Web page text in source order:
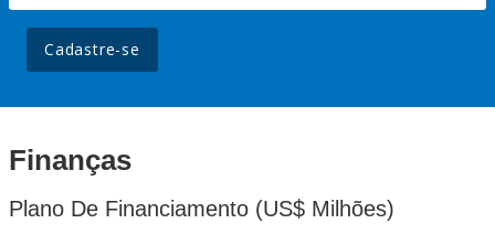
Cadastre-se
Finanças
Plano De Financiamento (US$ Milhões)